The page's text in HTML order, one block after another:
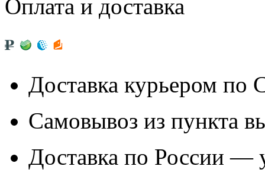
Оплата и доставка
Доставка курьером
Самовывоз из пункта
Доставка по России —